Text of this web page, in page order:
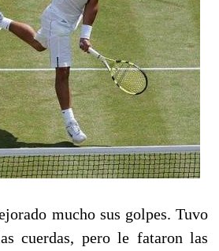
mucho sus golpes. Tuvo
cuerdas, pero le fataron las